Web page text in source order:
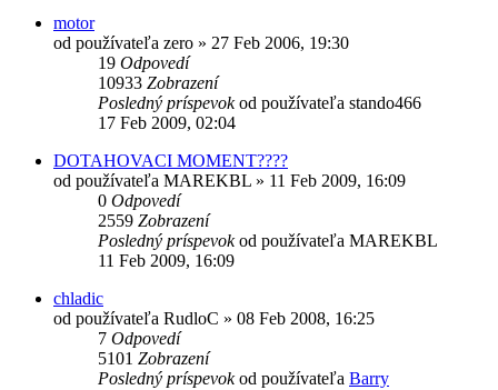
motor
od používateľa zero » 27 Feb 2006, 19:30
19 Odpovedí
10933 Zobrazení
Posledný príspevokod používateľa stando466
17 Feb 2009, 02:04
DOTAHOVACI MOMENT????
od používateľa MAREKBL » 11 Feb 2009, 16:09
0 Odpovedí
2559 Zobrazení
Posledný príspevokod používateľa MAREKBL
11 Feb 2009, 16:09
chladic
od používateľa RudloC » 08 Feb 2008, 16:25
7 Odpovedí
5101 Zobrazení
Posledný príspevokod používateľa Barry